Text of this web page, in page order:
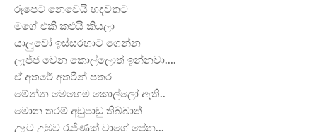
රූපෙට නෙවෙයි හදවතට
මගේ එකී කළුයි කියලා
යාලුවෝ ඉස්සරහාට ගෙන්න
ලැජ්ජ වෙන කොල්ලොත් ඉන්නවා....
ඒ අතරේ අතරින් පතර
මේන්න මෙහෙම කොල්ලෝ ඇති..
මොන තරම් අඩුපාඩු තිබ්බාත්
ඌට උඹව රැජිණක් වාගේ පේන...